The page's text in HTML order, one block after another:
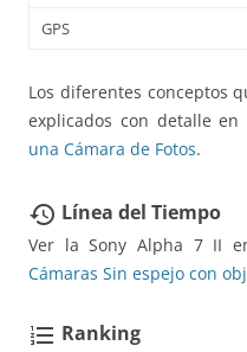
GPS
Los diferentes conceptos
explicados con detalle
una Cámara de Fotos.
restore Línea del Tiempo
Ver la Sony Alpha 7 II
Cámaras Sin espejo con
format_list_numbered Ranking